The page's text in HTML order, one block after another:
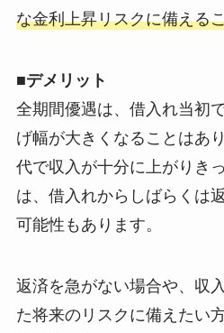
な金利上昇リスクに備える
■デメリット
全期間優遇は、借入れ当初
げ幅が大きくなることはあ
代で収入が十分に上がりき
は、借入れからしばらくは
可能性もあります。
返済を急がない場合や、収
た将来のリスクに備えたい